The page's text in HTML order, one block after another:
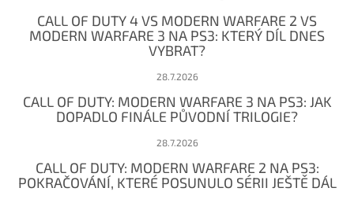
CALL OF DUTY 4 VS MODERN WARFARE 2 VS
MODERN WARFARE 3 NA PS3: KTERÝ DÍL DNES
VYBRAT?
28.7.2026
CALL OF DUTY: MODERN WARFARE 3 NA PS3: JAK
DOPADLO FINÁLE PŮVODNÍ TRILOGIE?
28.7.2026
CALL OF DUTY: MODERN WARFARE 2 NA PS3:
POKRAČOVÁNÍ, KTERÉ POSUNULO SÉRII JEŠTĚ DÁL